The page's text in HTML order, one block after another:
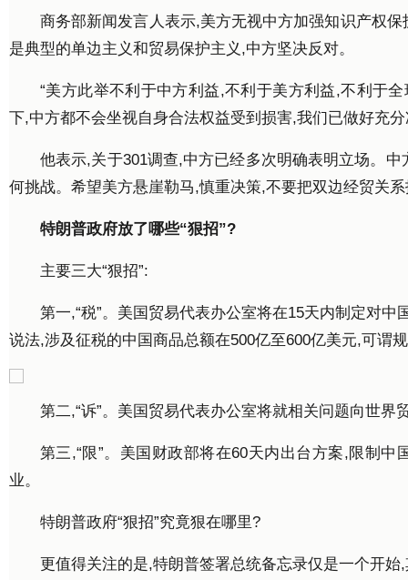
厂
，
火
锅
底
料
厂
商务部新闻发言人表示,美方无视中方加强知识产权
是典型的单边主义和贸易保护主义,中方坚决反对。
“美方此举不利于中方利益,不利于美方利益,不利于
下,中方都不会坐视自身合法权益受到损害,我们已做好充
他表示,关于301调查,中方已经多次明确表明立场。
何挑战。希望美方悬崖勒马,慎重决策,不要把双边经贸关
特朗普政府放了哪些“狠招”?
主要三大“狠招”:
第一,“税”。美国贸易代表办公室将在15天内制定对
说法,涉及征税的中国商品总额在500亿至600亿美元,可谓
第二,“诉”。美国贸易代表办公室将就相关问题向世界
第三,“限”。美国财政部将在60天内出台方案,限制
业。
特朗普政府“狠招”究竟狠在哪里?
更值得关注的是,特朗普签署总统备忘录仅是一个开